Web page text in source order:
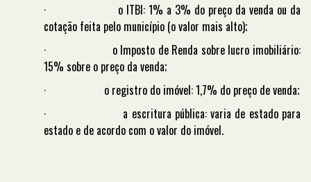
·
o ITBI: 1% a 3% do preço da venda ou da
cotação feita pelo município (o valor mais alto);
·
o Imposto de Renda sobre lucro imobiliário:
15% sobre o preço da venda;
·
o registro do imóvel: 1,7% do preço de venda;
·
a escritura pública: varia de estado para
estado e de acordo com o valor do imóvel.